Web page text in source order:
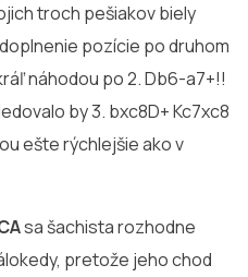
troch pešiakov biely
pozície po druhom
náhodou po 2. Db6-a7+!!
by 3. bxc8D+ Kc7xc8
ešte rýchlejšie ako v
sa šachista rozhodne
pretože jeho chod